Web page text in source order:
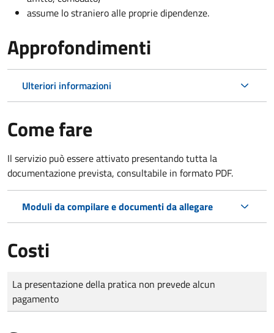
assume lo straniero alle proprie dipendenze.
Approfondimenti
Ulteriori informazioni
Come fare
Il servizio può essere attivato presentando tutta la
documentazione prevista, consultabile in formato PDF.
Moduli da compilare e documenti da allegare
Costi
Tipo di pagamento
Importo
La presentazione della pratica non prevede alcun
pagamento